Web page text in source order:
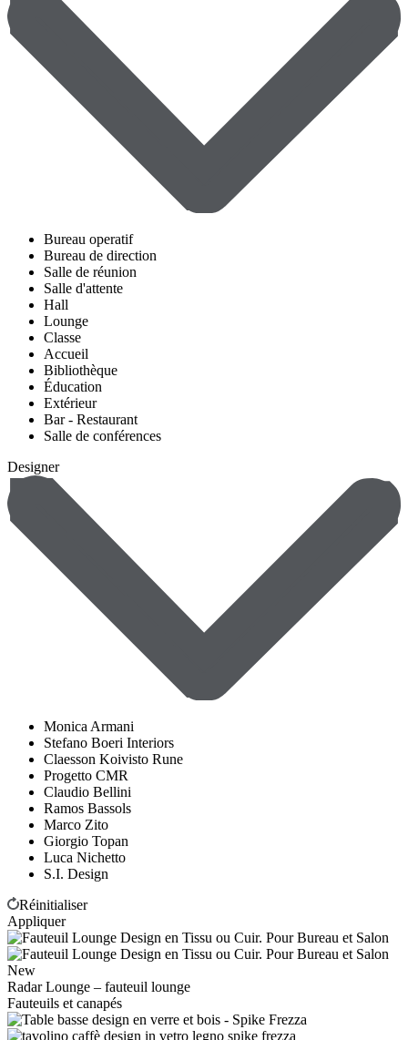
Bureau operatif
Bureau de direction
Salle de réunion
Salle d'attente
Hall
Lounge
Classe
Accueil
Bibliothèque
Éducation
Extérieur
Bar - Restaurant
Salle de conférences
Designer
Monica Armani
Stefano Boeri Interiors
Claesson Koivisto Rune
Progetto CMR
Claudio Bellini
Ramos Bassols
Marco Zito
Giorgio Topan
Luca Nichetto
S.I. Design
Réinitialiser
Appliquer
New
Radar Lounge – fauteuil lounge
Fauteuils et canapés